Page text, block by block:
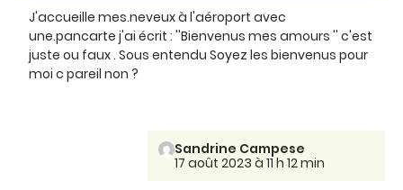
J'accueille mes.neveux à l'aéroport avec
une.pancarte j'ai écrit : ''Bienvenus mes amours '' c'est
juste ou faux . Sous entendu Soyez les bienvenus pour
moi c pareil non ?
Sandrine Campese
17 août 2023 à 11 h 12 min